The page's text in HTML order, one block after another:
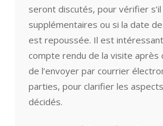
seront discutés, pour vérifier
supplémentaires ou si la date
est repoussée. Il est
compte rendu de la visite après
de l’envoyer par courrier
parties, pour clarifier les
décidés.